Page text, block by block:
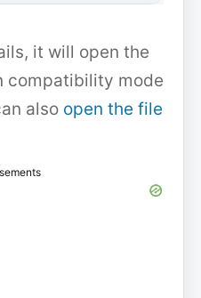
it will open the
compatibility mode
also open the file